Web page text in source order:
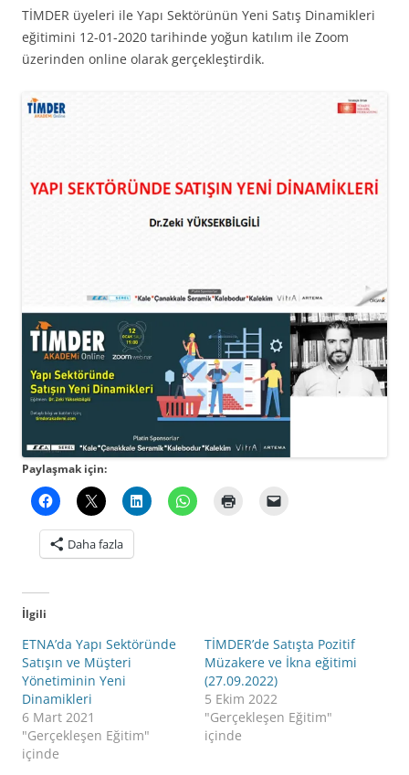
TİMDER üyeleri ile Yapı Sektörünün Yeni Satış Dinamikleri
eğitimini 12-01-2020 tarihinde yoğun katılım ile Zoom
üzerinden online olarak gerçekleştirdik.
Paylaşmak için:
Daha fazla
İlgili
ETNA’da Yapı Sektöründe
Satışın ve Müşteri
Yönetiminin Yeni
Dinamikleri
6 Mart 2021
"Gerçekleşen Eğitim"
içinde
TİMDER’de Satışta Pozitif
Müzakere ve İkna eğitimi
(27.09.2022)
5 Ekim 2022
"Gerçekleşen Eğitim"
içinde